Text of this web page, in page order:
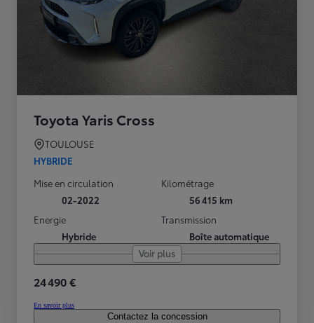
Toyota Yaris Cross
TOULOUSE
HYBRIDE
Mise en circulation
02-2022
Kilométrage
56 415 km
Energie
Hybride
Transmission
Boîte automatique
Voir plus
24 490 €
En savoir plus
Contactez la concession